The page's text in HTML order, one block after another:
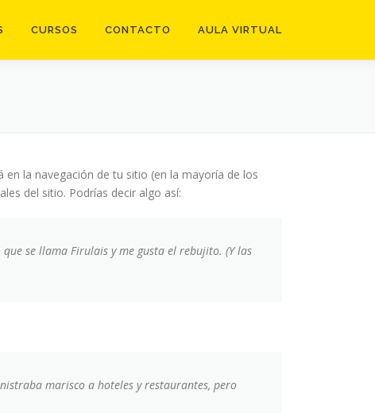
CURSOS CONTACTO AULA VIRTUAL
la navegación de tu sitio (en la mayoría de los
del sitio. Podrías decir algo así:
se llama Firulais y me gusta el rebujito. (Y las
marisco a hoteles y restaurantes, pero